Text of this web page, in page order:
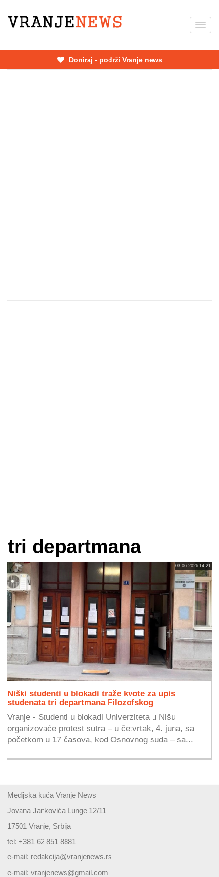
Skip
Doniraj - podrži Vranje news
tri departmana
03.06.2026 14:21
Niški studenti u blokadi traže kvote za upis
studenata tri departmana Filozofskog
Vranje - Studenti u blokadi Univerziteta u Nišu
organizovaće protest sutra – u četvrtak, 4. juna, sa
početkom u 17 časova, kod Osnovnog suda – sa...
Medijska kuća Vranje News
Jovana Jankovića Lunge 12/11
17501 Vranje, Srbija
tel: +381 62 851 8881
e-mail: redakcija@vranjenews.rs
e-mail: vranjenews@gmail.com